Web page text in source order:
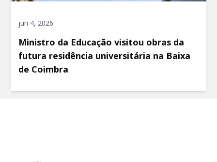
jun 4, 2026
Ministro da Educação visitou obras da
futura residência universitária na Baixa
de Coimbra